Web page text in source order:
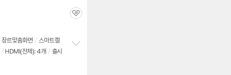
관
장르맞춤화면 / 스마트캘
/ HDMI(전체): 4개 / 출시